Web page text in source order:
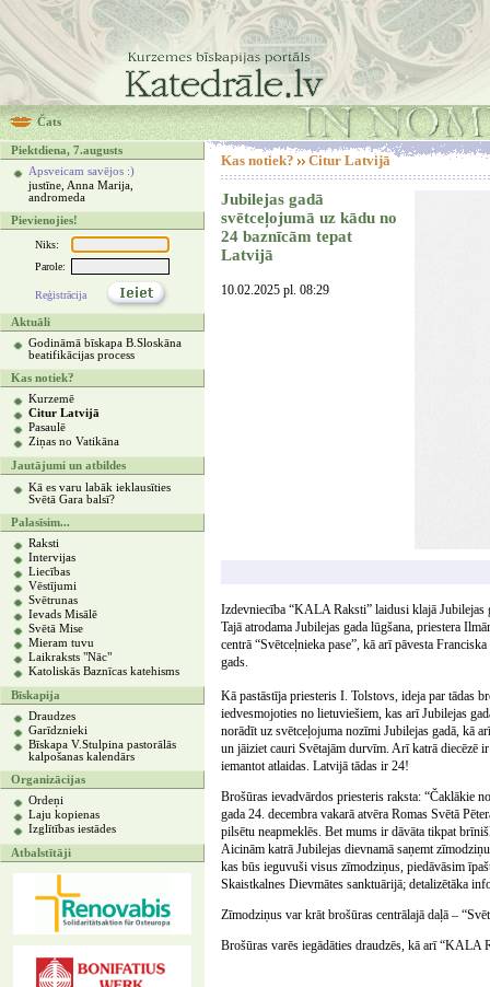
Čats
Piektdiena, 7.augusts
Apsveicam savējos :)
justīne, Anna Marija,
andromeda
Pievienojies!
Niks:
Parole:
Reģistrācija
Aktuāli
Godināmā bīskapa B.Sloskāna
beatifikācijas process
Kas notiek?
Kurzemē
Citur Latvijā
Pasaulē
Ziņas no Vatikāna
Jautājumi un atbildes
Kā es varu labāk ieklausīties
Svētā Gara balsī?
Palasīsim...
Raksti
Intervijas
Liecības
Vēstījumi
Svētrunas
Ievads Misālē
Svētā Mise
Mieram tuvu
Laikraksts "Nāc"
Katoliskās Baznīcas katehisms
Bīskapija
Draudzes
Garīdznieki
Bīskapa V.Stulpina pastorālās
kalpošanas kalendārs
Organizācijas
Ordeņi
Laju kopienas
Izglītības iestādes
Atbalstītāji
Kas notiek? Citur Latvijā
Jubilejas gadā
svētceļojumā uz kādu no
24 baznīcām tepat
Latvijā
10.02.2025 pl. 08:29
Izdevniecība “KALA Raksti” laidusi klajā Jubilejas
Tajā atrodama Jubilejas gada lūgšana, priestera
centrā “Svētceļnieka pase”, kā arī pāvesta
gads.
Kā pastāstīja priesteris I. Tolstovs, ideja par tādas
iedvesmojoties no lietuviešiem, kas arī Jubilejas
norādīt uz svētceļojuma nozīmi Jubilejas gadā, kā
un jāiziet cauri Svētajām durvīm. Arī katrā diecēzē
iemantot atlaidas. Latvijā tādas ir 24!
Brošūras ievadvārdos priesteris raksta: “Čaklākie
gada 24. decembra vakarā atvēra Romas Svētā
pilsētu neapmeklēs. Bet mums ir dāvāta tikpat
Aicinām katrā Jubilejas dievnamā saņemt
kas būs ieguvuši visus zīmodziņus, piedāvāsim
Skaistkalnes Dievmātes sanktuārijā; detalizētāka
Zīmodziņus var krāt brošūras centrālajā daļā –
Brošūras varēs iegādāties draudzēs, kā arī “KALA